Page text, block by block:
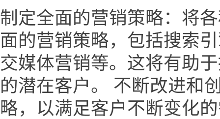
制定全面的营销策略：将
面的营销策略，包括搜索
交媒体营销等。这将有助
的潜在客户。 不断改进和
略，以满足客户不断变化